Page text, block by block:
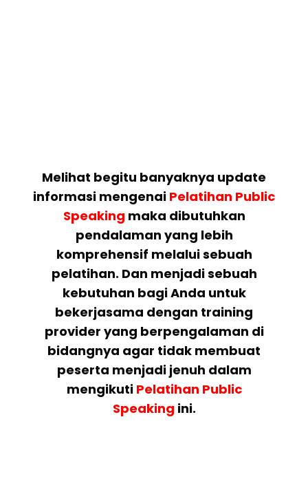
Melihat begitu banyaknya update
informasi mengenai Pelatihan Public
Speaking maka dibutuhkan
pendalaman yang lebih
komprehensif melalui sebuah
pelatihan. Dan menjadi sebuah
kebutuhan bagi Anda untuk
bekerjasama dengan training
provider yang berpengalaman di
bidangnya agar tidak membuat
peserta menjadi jenuh dalam
mengikuti Pelatihan Public
Speaking ini.